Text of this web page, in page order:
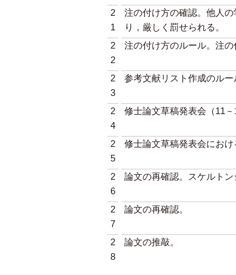
2
1
注の付け方の確認。他人
り，厳しく罰せられる。
2
2
注の付け方のルール。注の
2
3
参考文献リスト作成のルー
2
4
修士論文草稿発表会（11
2
5
修士論文草稿発表会にお
2
6
論文の再確認。スケルトン
2
7
論文の再確認。
2
8
論文の推敲。